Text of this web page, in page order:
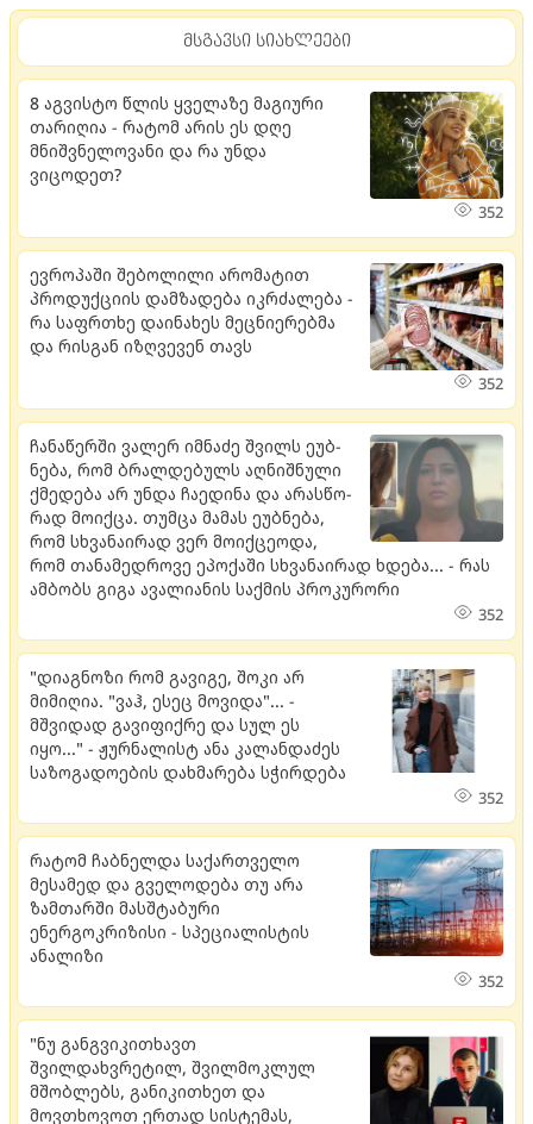
მსგავსი სიახლეები
8 აგვისტო წლის ყველაზე მაგიური
თარიღია - რატომ არის ეს დღე
მნიშვნელოვანი და რა უნდა
ვიცოდეთ?
352
ევროპაში შებოლილი არომატით
პროდუქციის დამზადება იკრძალება -
რა საფრთხე დაინახეს მეცნიერებმა
და რისგან იზღვევენ თავს
352
ჩა­ნა­წერ­ში ვა­ლერ იმ­ნა­ძე შვილს ეუბ­
ნე­ბა, რომ ბრალ­დე­ბულს აღ­ნიშ­ნუ­ლი
ქმე­დე­ბა არ უნდა ჩა­ე­დი­ნა და არას­წო­
რად მო­იქ­ცა. თუმ­ცა მა­მას ეუბ­ნე­ბა,
რომ სხვა­ნა­ი­რად ვერ მო­იქ­ცე­ო­და,
რომ თა­ნა­მედ­რო­ვე ეპო­ქა­ში სხვა­ნა­ი­რად ხდე­ბა... - რას
ამბობს გიგა ავალიანის საქმის პროკურორი
352
"დიაგნოზი რომ გავიგე, შოკი არ
მიმიღია. "ვაჰ, ესეც მოვიდა"... -
მშვიდად გავიფიქრე და სულ ეს
იყო..." - ჟურნალისტ ანა კალანდაძეს
საზოგადოების დახმარება სჭირდება
352
რატომ ჩაბნელდა საქართველო
მესამედ და გველოდება თუ არა
ზამთარში მასშტაბური
ენერგოკრიზისი - სპეციალისტის
ანალიზი
352
"ნუ განგვიკითხავთ
შვილდახვრეტილ, შვილმოკლულ
მშობლებს, განიკითხეთ და
მოვთხოვოთ ერთად სისტემას,